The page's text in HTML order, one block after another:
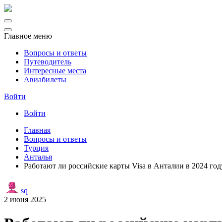
Главное меню
Вопросы и ответы
Путеводитель
Интересные места
Авиабилеты
Войти
Войти
Главная
Вопросы и ответы
Турция
Анталья
Работают ли российские карты Visa в Анталии в 2024
sq
2 июня 2025